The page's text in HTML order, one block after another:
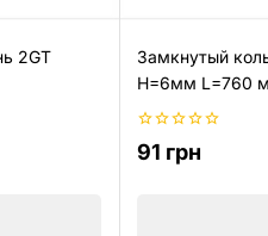
2GT
Замкнутый
H=6мм L=760
0
из
91 грн